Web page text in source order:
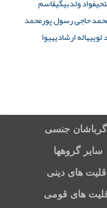
فواد ولدبیگیقاسم
حاجی رسول پورمحمد
هاله ارشادیهیوا
جنسی
سایر گروهها
اقلیت های دینی
های قومی